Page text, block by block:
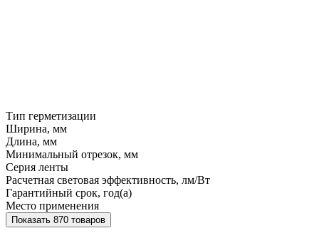
Тип герметизации
Ширина, мм
Длина, мм
Минимальный отрезок, мм
Серия ленты
Расчетная световая эффективность, лм/Вт
Гарантийный срок, год(а)
Место применения
Показать 870 товаров